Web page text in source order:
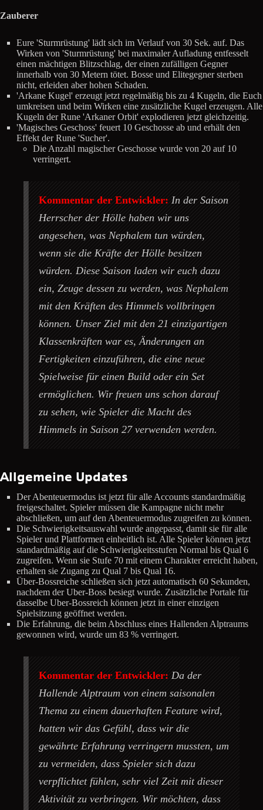
Zauberer
Eure 'Sturmrüstung' lädt sich im Verlauf von 30 Sek. auf. Das
Wirken von 'Sturmrüstung' bei maximaler Aufladung entfesselt
einen mächtigen Blitzschlag, der einen zufälligen Gegner
innerhalb von 30 Metern tötet. Bosse und Elitegegner sterben
nicht, erleiden aber hohen Schaden.
'Arkane Kugel' erzeugt jetzt regelmäßig bis zu 4 Kugeln, die Euch
umkreisen und beim Wirken eine zusätzliche Kugel erzeugen. Alle
Kugeln der Rune 'Arkaner Orbit' explodieren jetzt gleichzeitig.
'Magisches Geschoss' feuert 10 Geschosse ab und erhält den
Effekt der Rune 'Sucher'.
Die Anzahl magischer Geschosse wurde von 20 auf 10
verringert.
Kommentar der Entwickler: In der Saison
Herrscher der Hölle haben wir uns
angesehen, was Nephalem tun würden,
wenn sie die Kräfte der Hölle besitzen
würden. Diese Saison laden wir euch dazu
ein, Zeuge dessen zu werden, was Nephalem
mit den Kräften des Himmels vollbringen
können. Unser Ziel mit den 21 einzigartigen
Klassenkräften war es, Änderungen an
Fertigkeiten einzuführen, die eine neue
Spielweise für einen Build oder ein Set
ermöglichen. Wir freuen uns schon darauf
zu sehen, wie Spieler die Macht des
Himmels in Saison 27 verwenden werden.
Allgemeine Updates
Der Abenteuermodus ist jetzt für alle Accounts standardmäßig
freigeschaltet. Spieler müssen die Kampagne nicht mehr
abschließen, um auf den Abenteuermodus zugreifen zu können.
Die Schwierigkeitsauswahl wurde angepasst, damit sie für alle
Spieler und Plattformen einheitlich ist. Alle Spieler können jetzt
standardmäßig auf die Schwierigkeitsstufen Normal bis Qual 6
zugreifen. Wenn sie Stufe 70 mit einem Charakter erreicht haben,
erhalten sie Zugang zu Qual 7 bis Qual 16.
Über-Bossreiche schließen sich jetzt automatisch 60 Sekunden,
nachdem der Uber-Boss besiegt wurde. Zusätzliche Portale für
dasselbe Uber-Bossreich können jetzt in einer einzigen
Spielsitzung geöffnet werden.
Die Erfahrung, die beim Abschluss eines Hallenden Alptraums
gewonnen wird, wurde um 83 % verringert.
Kommentar der Entwickler: Da der
Hallende Alptraum von einem saisonalen
Thema zu einem dauerhaften Feature wird,
hatten wir das Gefühl, dass wir die
gewährte Erfahrung verringern mussten, um
zu vermeiden, dass Spieler sich dazu
verpflichtet fühlen, sehr viel Zeit mit dieser
Aktivität zu verbringen. Wir möchten, dass